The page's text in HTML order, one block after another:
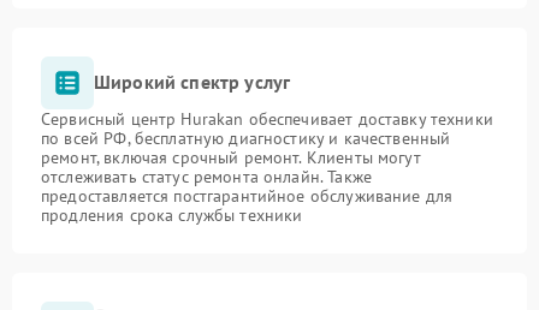
Широкий спектр услуг
Сервисный центр Hurakan обеспечивает доставку техники
по всей РФ, бесплатную диагностику и качественный
ремонт, включая срочный ремонт. Клиенты могут
отслеживать статус ремонта онлайн. Также
предоставляется постгарантийное обслуживание для
продления срока службы техники